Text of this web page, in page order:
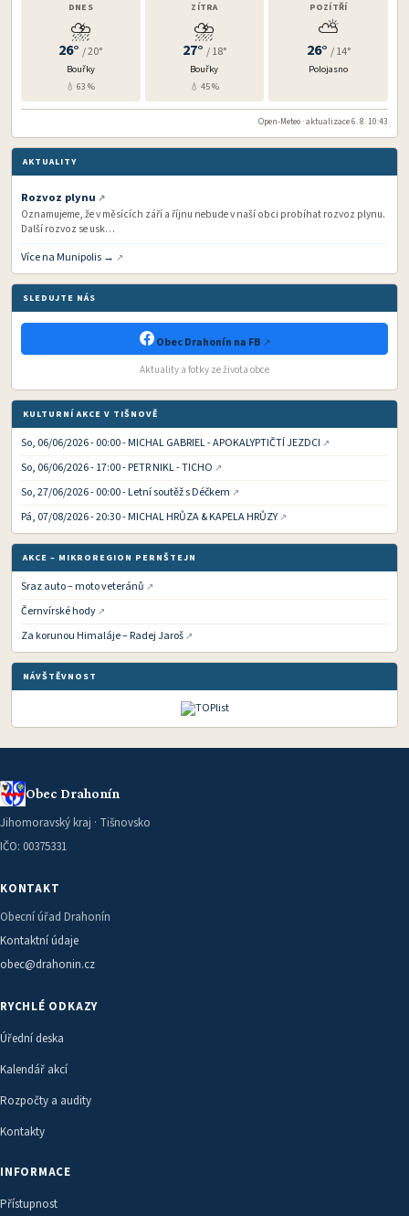
DNES
⛈️
26°/ 20°
Bouřky
💧 63 %
ZÍTRA
⛈️
27° / 18°
Bouřky
💧 45 %
POZÍTŘÍ
⛅
26° / 14°
Polojasno
Open-Meteo · aktualizace 6. 8. 10:43
AKTUALITY
Rozvoz plynu
Oznamujeme, že v měsících září a říjnu nebude v naší obci probíhat rozvoz plynu.
Další rozvoz se usk…
Více na Munipolis →
SLEDUJTE NÁS
Obec Drahonín na FB
Aktuality a fotky ze života obce
KULTURNÍ AKCE V TIŠNOVĚ
So, 06/06/2026 - 00:00 - MICHAL GABRIEL - APOKALYPTIČTÍ JEZDCI
So, 06/06/2026 - 17:00 - PETR NIKL - TICHO
So, 27/06/2026 - 00:00 - Letní soutěž s Déčkem
Pá, 07/08/2026 - 20:30 - MICHAL HRŮZA & KAPELA HRŮZY
AKCE – MIKROREGION PERNŠTEJN
Sraz auto – moto veteránů
Černvírské hody
Za korunou Himaláje – Radej Jaroš
NÁVŠTĚVNOST
Obec Drahonín
Jihomoravský kraj · Tišnovsko
IČO: 00375331
KONTAKT
Obecní úřad Drahonín
Kontaktní údaje
obec@drahonin.cz
RYCHLÉ ODKAZY
Úřední deska
Kalendář akcí
Rozpočty a audity
Kontakty
INFORMACE
Přístupnost